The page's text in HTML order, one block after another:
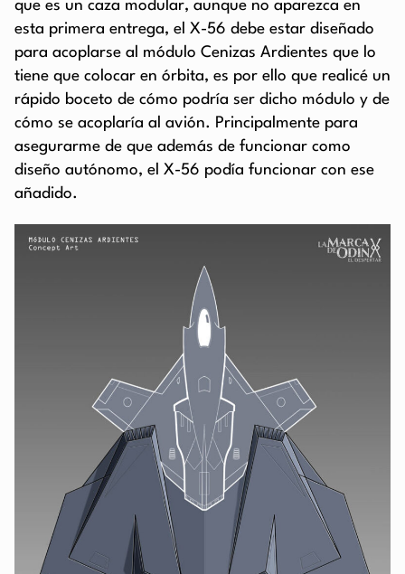
que es un caza modular, aunque no aparezca en
esta primera entrega, el X-56 debe estar diseñado
para acoplarse al módulo Cenizas Ardientes que lo
tiene que colocar en órbita, es por ello que realicé un
rápido boceto de cómo podría ser dicho módulo y de
cómo se acoplaría al avión. Principalmente para
asegurarme de que además de funcionar como
diseño autónomo, el X-56 podía funcionar con ese
añadido.